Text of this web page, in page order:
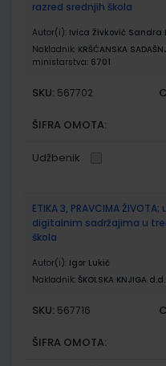
razred srednjih škola
Autor(i): Ivica Živković Sandra
Nakladnik: KRŠĆANSKA
ministarstva: 6701
SKU: 567702
ŠIFRA OMOTA:
Udžbenik
ETIKA 3, PRAVCIMA
digitalnim sadržajima u
škola
Autor(i): Igor Lukić
Nakladnik: ŠKOLSKA KNJIGA d.d.
SKU: 567716
ŠIFRA OMOTA: